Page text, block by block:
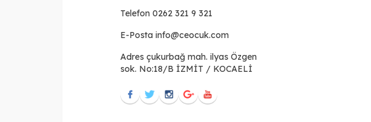
Telefon 0262 321 9 321
E-Posta info@ceocuk.com
Adres çukurbağ mah. ilyas Özgen
sok. No:18/B İZMİT / KOCAELİ